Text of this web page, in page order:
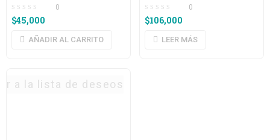
0
$45,000
AÑADIR AL CARRITO
0
$106,000
LEER MÁS
a la lista de deseos